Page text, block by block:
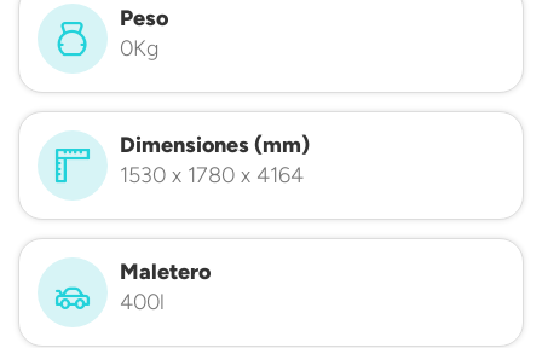
Peso
0Kg
Dimensiones (mm)
1530 x 1780 x 4164
Maletero
400l